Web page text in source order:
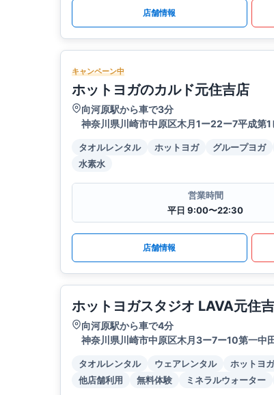
店舗情報
キャンペーン中
ホットヨガのカルド元住吉店
向河原駅から車で3分
神奈川県川崎市中原区木月1ー22ー7平成第1
タオルレンタル ホットヨガ グループヨガ
水素水
営業時間
平日 9:00〜22:30
店舗情報
ホットヨガスタジオ LAVA元住
向河原駅から車で4分
神奈川県川崎市中原区木月3ー7ー10第一中
タオルレンタル ウェアレンタル ホットヨガ
他店舗利用
無料体験 ミネラルウォーター